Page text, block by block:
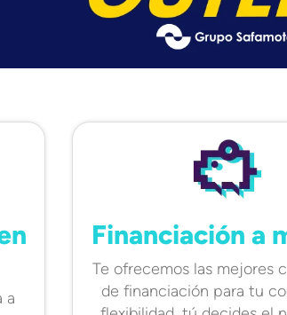
a
Financiación a
Te ofrecemos las mejores
de financiación para tu